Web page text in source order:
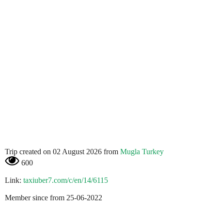
Trip created on 02 August 2026 from Mugla Turkey
600
Link: taxiuber7.com/c/en/14/6115
Member since from 25-06-2022